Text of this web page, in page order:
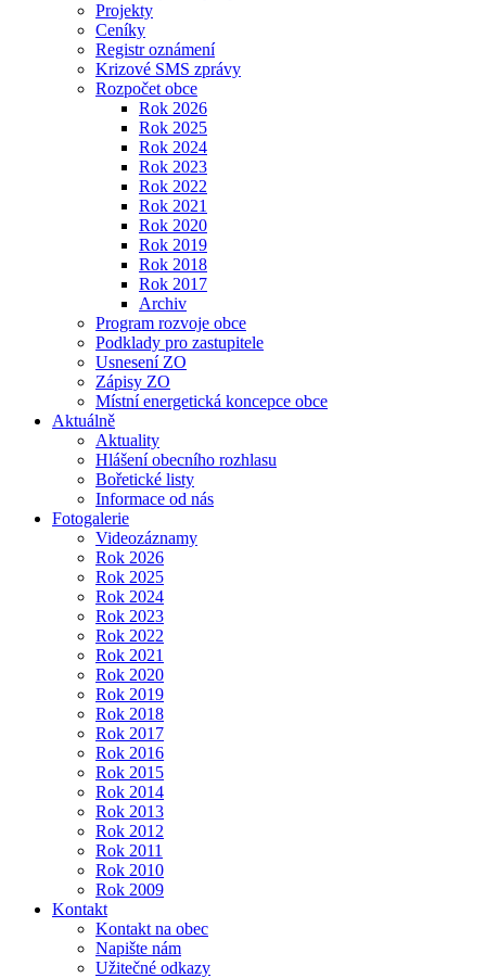
Projekty
Ceníky
Registr oznámení
Krizové SMS zprávy
Rozpočet obce
Rok 2026
Rok 2025
Rok 2024
Rok 2023
Rok 2022
Rok 2021
Rok 2020
Rok 2019
Rok 2018
Rok 2017
Archiv
Program rozvoje obce
Podklady pro zastupitele
Usnesení ZO
Zápisy ZO
Místní energetická koncepce obce
Aktuálně
Aktuality
Hlášení obecního rozhlasu
Bořetické listy
Informace od nás
Fotogalerie
Videozáznamy
Rok 2026
Rok 2025
Rok 2024
Rok 2023
Rok 2022
Rok 2021
Rok 2020
Rok 2019
Rok 2018
Rok 2017
Rok 2016
Rok 2015
Rok 2014
Rok 2013
Rok 2012
Rok 2011
Rok 2010
Rok 2009
Kontakt
Kontakt na obec
Napište nám
Užitečné odkazy